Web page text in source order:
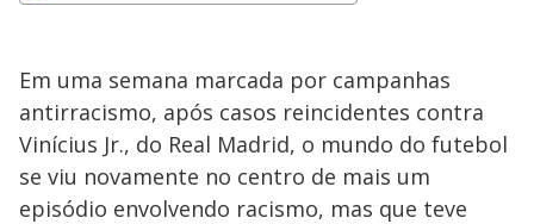
Em uma semana marcada por campanhas
antirracismo, após casos reincidentes contra
Vinícius Jr., do Real Madrid, o mundo do futebol
se viu novamente no centro de mais um
episódio envolvendo racismo, mas que teve